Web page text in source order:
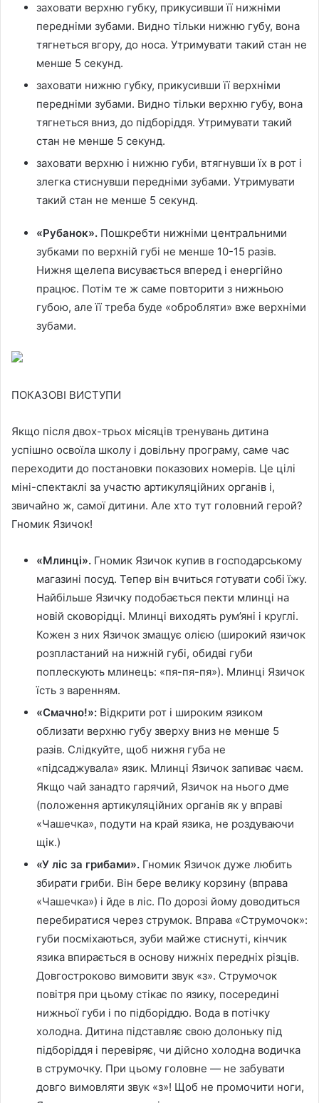
заховати верхню губку, прикусивши її нижніми
передніми зубами. Видно тільки нижню губу, вона
тягнеться вгору, до носа. Утримувати такий стан не
менше 5 секунд.
заховати нижню губку, прикусивши її верхніми
передніми зубами. Видно тільки верхню губу, вона
тягнеться вниз, до підборіддя. Утримувати такий
стан не менше 5 секунд.
заховати верхню і нижню губи, втягнувши їх в рот і
злегка стиснувши передніми зубами. Утримувати
такий стан не менше 5 секунд.
«Рубанок». Пошкребти нижніми центральними
зубками по верхній губі не менше 10-15 разів.
Нижня щелепа висувається вперед і енергійно
працює. Потім те ж саме повторити з нижньою
губою, але її треба буде «обробляти» вже верхніми
зубами.
ПОКАЗОВІ ВИСТУПИ
Якщо після двох-трьох місяців тренувань дитина
успішно освоїла школу і довільну програму, саме час
переходити до постановки показових номерів. Це цілі
міні-спектаклі за участю артикуляційних органів і,
звичайно ж, самої дитини. Але хто тут головний герой?
Гномик Язичок!
«Млинці». Гномик Язичок купив в господарському
магазині посуд. Тепер він вчиться готувати собі їжу.
Найбільше Язичку подобається пекти млинці на
новій сковорідці. Млинці виходять рум’яні і круглі.
Кожен з них Язичок змащує олією (широкий язичок
розпластаний на нижній губі, обидві губи
поплескують млинець: «пя-пя-пя»). Млинці Язичок
їсть з варенням.
«Смачно!»: Відкрити рот і широким язиком
облизати верхню губу зверху вниз не менше 5
разів. Слідкуйте, щоб нижня губа не
«підсаджувала» язик. Млинці Язичок запиває чаєм.
Якщо чай занадто гарячий, Язичок на нього дме
(положення артикуляційних органів як у вправі
«Чашечка», подути на край язика, не роздуваючи
щік.)
«У ліс за грибами». Гномик Язичок дуже любить
збирати гриби. Він бере велику корзину (вправа
«Чашечка») і йде в ліс. По дорозі йому доводиться
перебиратися через струмок. Вправа «Струмочок»:
губи посміхаються, зуби майже стиснуті, кінчик
язика впирається в основу нижніх передніх різців.
Довгостроково вимовити звук «з». Струмочок
повітря при цьому стікає по язику, посередині
нижньої губи і по підборіддю. Вода в потічку
холодна. Дитина підставляє свою долоньку під
підборіддя і перевіряє, чи дійсно холодна водичка
в струмочку. При цьому головне — не забувати
довго вимовляти звук «з»! Щоб не промочити ноги,